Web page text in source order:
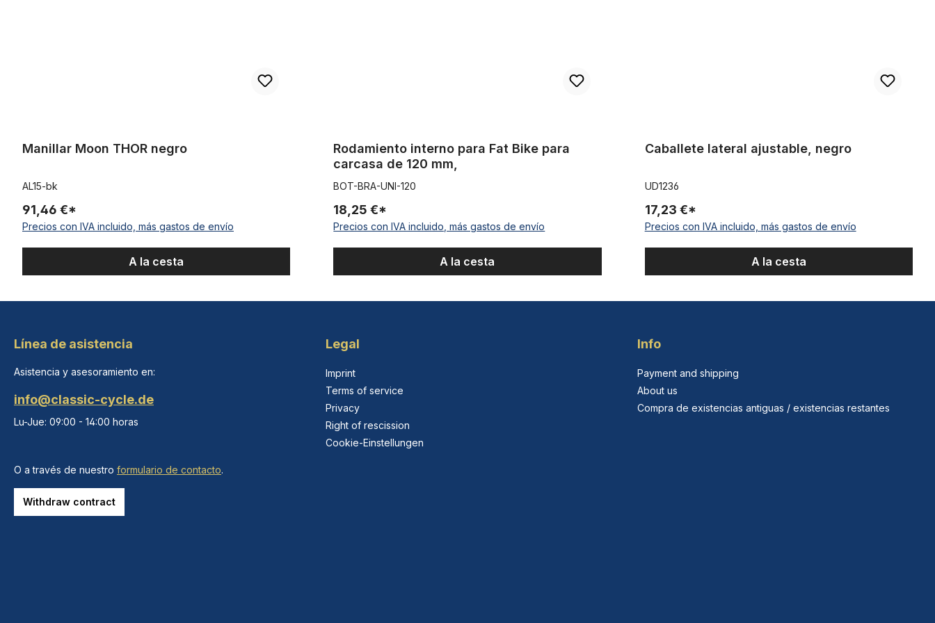
Manillar Moon THOR negro
AL15-bk
91,46 €*
Precios con IVA incluido, más gastos de envío
A la cesta
Rodamiento interno para Fat Bike para
carcasa de 120 mm,
BOT-BRA-UNI-120
18,25 €*
Precios con IVA incluido, más gastos de envío
A la cesta
Caballete lateral ajustable, negro
UD1236
17,23 €*
Precios con IVA incluido, más gastos de envío
A la cesta
Línea de asistencia
Asistencia y asesoramiento en:
info@classic-cycle.de
Lu-Jue: 09:00 - 14:00 horas
O a través de nuestro formulario de contacto.
Withdraw contract
Legal
Imprint
Terms of service
Privacy
Right of rescission
Cookie-Einstellungen
Info
Payment and shipping
About us
Compra de existencias antiguas / existencias restantes